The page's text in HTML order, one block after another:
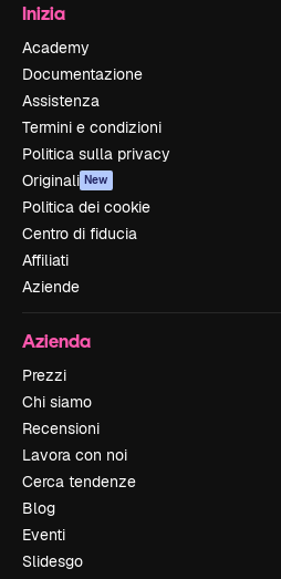
Inizia
Academy
Documentazione
Assistenza
Termini e condizioni
Politica sulla privacy
Originali New
Politica dei cookie
Centro di fiducia
Affiliati
Aziende
Azienda
Prezzi
Chi siamo
Recensioni
Lavora con noi
Cerca tendenze
Blog
Eventi
Slidesgo